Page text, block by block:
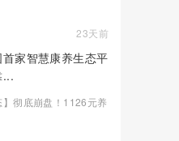
23天前
家智慧康养生态平
...
】彻底崩盘！1126元养